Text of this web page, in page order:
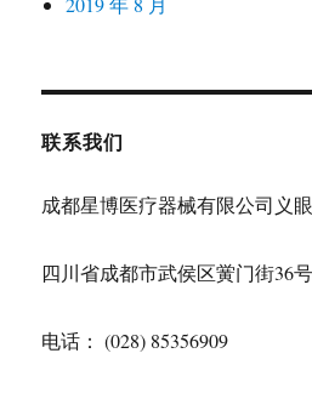
联系我们
成都星博医疗器械有限公司义
四川省成都市武侯区黉门街36
电话： (028) 85356909